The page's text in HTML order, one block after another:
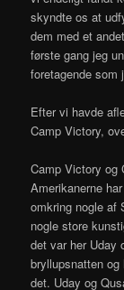
skyndte os at
dem med et
første gang jeg
foretagende som
Efter vi havde
Camp Victory,
Camp Victory og
Amerikanerne
omkring nogle af
nogle store
det var her Uday
bryllupsnatten
det. Uday og